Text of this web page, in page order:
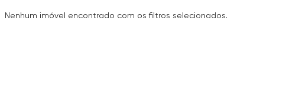
Nenhum imóvel encontrado com os filtros selecionados.